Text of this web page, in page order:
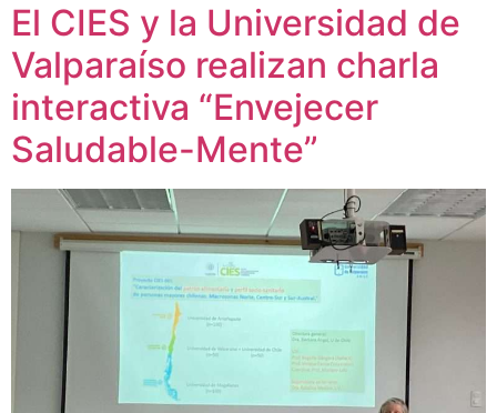
El CIES y la Universidad de
Valparaíso realizan charla
interactiva “Envejecer
Saludable-Mente”